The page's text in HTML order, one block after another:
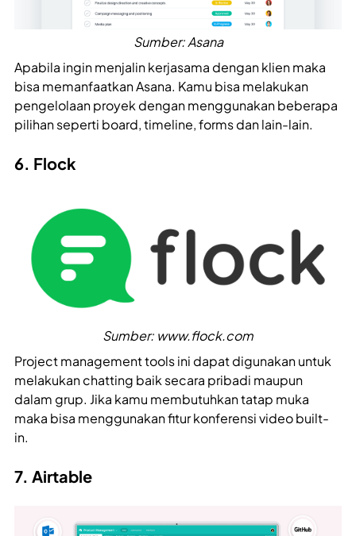
Sumber: Asana
Apabila ingin menjalin kerjasama dengan klien maka
bisa memanfaatkan Asana. Kamu bisa melakukan
pengelolaan proyek dengan menggunakan beberapa
pilihan seperti board, timeline, forms dan lain-lain.
6. Flock
Sumber: www.flock.com
Project management tools ini dapat digunakan untuk
melakukan chatting baik secara pribadi maupun
dalam grup. Jika kamu membutuhkan tatap muka
maka bisa menggunakan fitur konferensi video built-
in.
7. Airtable